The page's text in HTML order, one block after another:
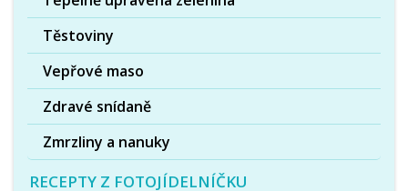
Těstoviny
Vepřové maso
Zdravé snídaně
Zmrzliny a nanuky
RECEPTY Z FOTOJÍDELNÍČKU